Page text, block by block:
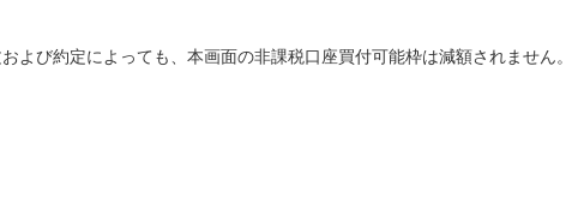
び約定によっても、本画面の非課税口座買付可能枠は減額されません。